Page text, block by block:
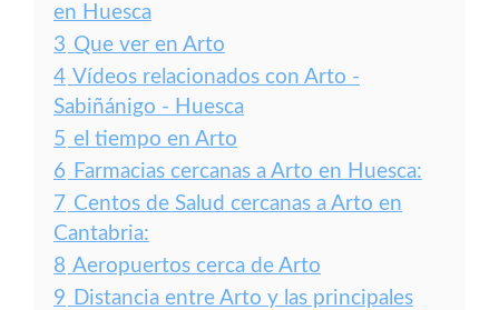
en Huesca
3 Que ver en Arto
4 Vídeos relacionados con Arto -
Sabiñánigo - Huesca
5 el tiempo en Arto
6 Farmacias cercanas a Arto en Huesca:
7 Centos de Salud cercanas a Arto en
Cantabria:
8 Aeropuertos cerca de Arto
9 Distancia entre Arto y las principales